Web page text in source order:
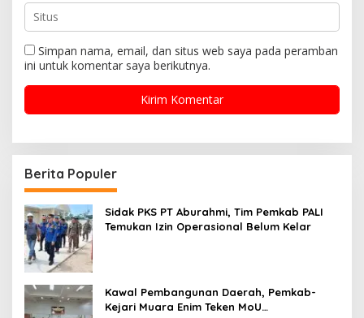
Simpan nama, email, dan situs web saya pada peramban
ini untuk komentar saya berikutnya.
Berita Populer
Sidak PKS PT Aburahmi, Tim Pemkab PALI
Temukan Izin Operasional Belum Kelar
Kawal Pembangunan Daerah, Pemkab-
Kejari Muara Enim Teken MoU